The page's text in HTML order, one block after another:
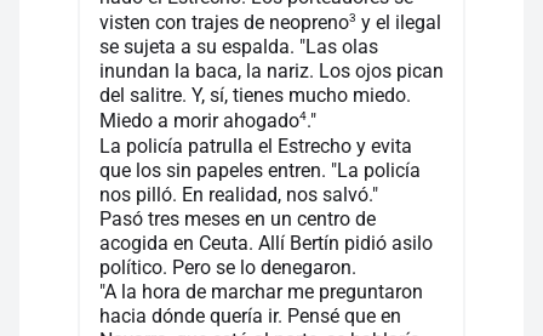
visten con trajes de neopreno3 y el ilegal
se sujeta a su espalda. "Las olas
inundan la baca, la nariz. Los ojos pican
del salitre. Y, sí, tienes mucho miedo.
Miedo a morir ahogado4."
La policía patrulla el Estrecho y evita
que los sin papeles entren. "La policía
nos pilló. En realidad, nos salvó."
Pasó tres meses en un centro de
acogida en Ceuta. Allí Bertín pidió asilo
político. Pero se lo denegaron.
"A la hora de marchar me preguntaron
hacia dónde quería ir. Pensé que en